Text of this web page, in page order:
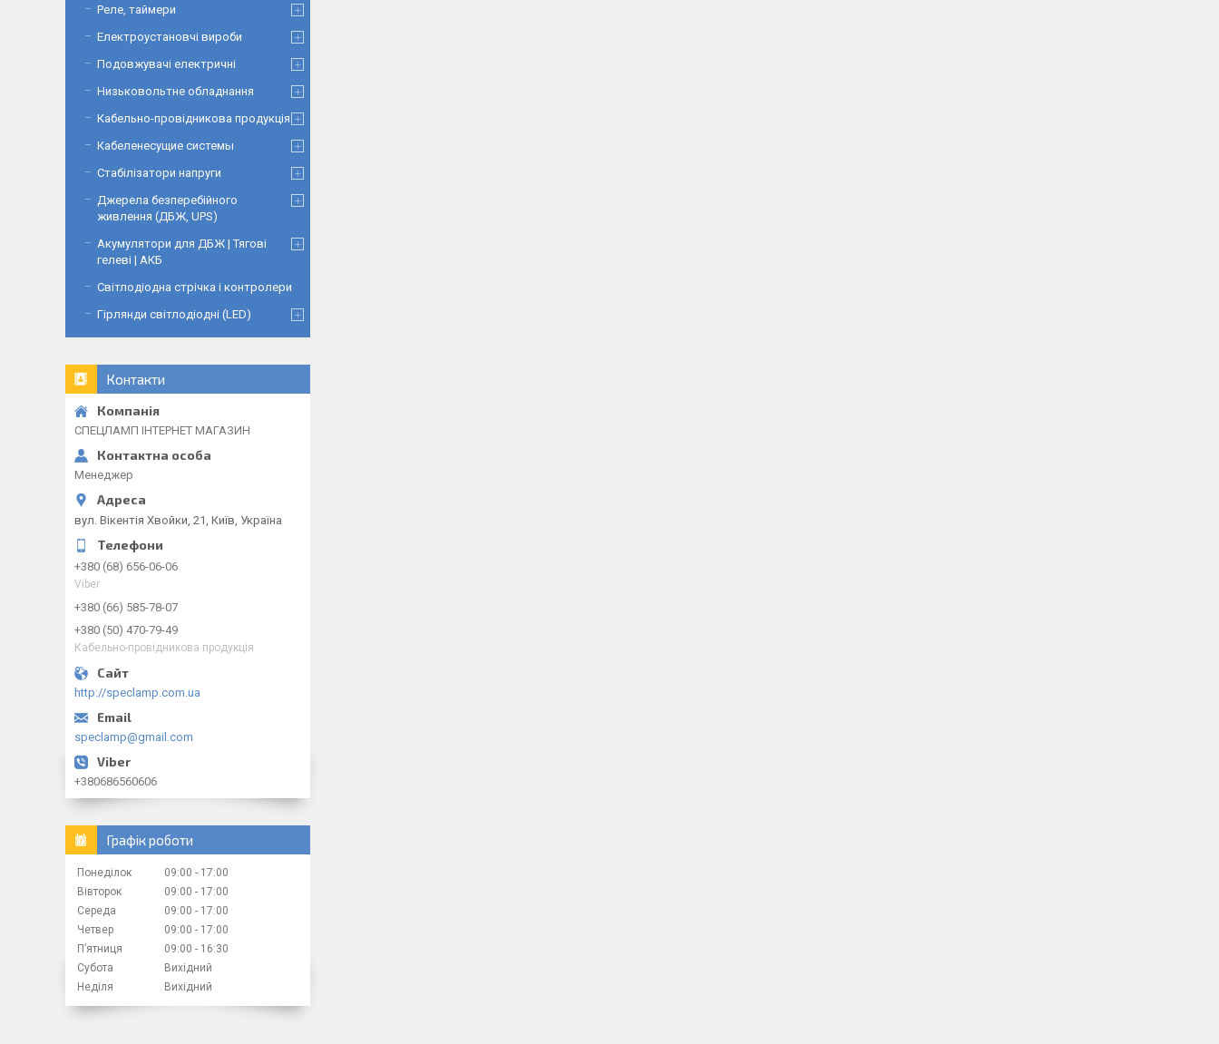
Реле, таймери
Електроустановчі вироби
Подовжувачі електричні
Низьковольтне обладнання
Кабельно-провідникова продукція
Кабеленесущие системы
Стабілізатори напруги
Джерела безперебійного
живлення (ДБЖ, UPS)
Акумулятори для ДБЖ | Тягові
гелеві | АКБ
Світлодіодна стрічка і контролери
Гірлянди світлодіодні (LED)
Контакти
СПЕЦЛАМП ІНТЕРНЕТ МАГАЗИН
Менеджер
вул. Вікентія Хвойки, 21, Київ, Україна
+380 (68) 656-06-06
Viber
+380 (66) 585-78-07
+380 (50) 470-79-49
Кабельно-провідникова продукція
http://speclamp.com.ua
speclamp@gmail.com
+380686560606
Графік роботи
Понеділок 09:00
17:00
Вівторок
09:00
17:00
Середа
09:00
17:00
Четвер
09:00
17:00
Пʼятниця
09:00
16:30
Субота
Вихідний
Неділя
Вихідний